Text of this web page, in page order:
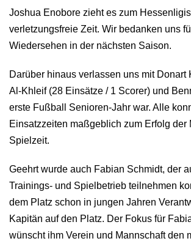
Joshua Enobore zieht es zum
verletzungsfreie Zeit. Wir bedanken uns
Wiedersehen in der nächsten Saison.
Darüber hinaus verlassen uns mit
Al-Khleif (28 Einsätze / 1 Scorer) und
erste Fußball Senioren-Jahr war. Alle
Einsatzzeiten maßgeblich zum Erfolg
Spielzeit.
Geehrt wurde auch Fabian Schmidt, der
Trainings- und Spielbetrieb teilnehmen
dem Platz schon in jungen Jahren
Kapitän auf den Platz. Der Fokus für
wünscht ihm Verein und Mannschaft den